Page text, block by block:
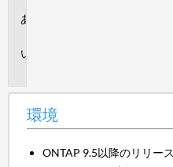
環境
ONTAP 9.5以降のリリース